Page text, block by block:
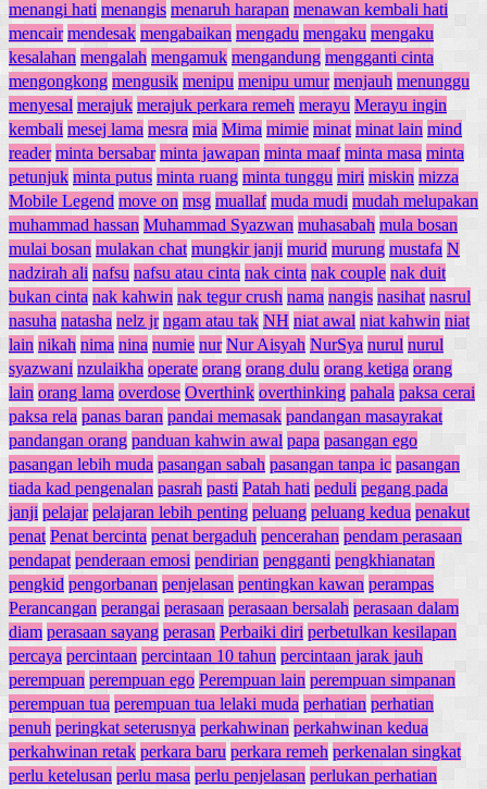
menangi hati menangis menaruh harapan menawan kembali hati
mencair mendesak mengabaikan mengadu mengaku mengaku
kesalahan mengalah mengamuk mengandung mengganti cinta
mengongkong mengusik menipu menipu umur menjauh menunggu
menyesal merajuk merajuk perkara remeh merayu Merayu ingin
kembali mesej lama mesra mia Mima mimie minat minat lain mind
reader minta bersabar minta jawapan minta maaf minta masa minta
petunjuk minta putus minta ruang minta tunggu miri miskin mizza
Mobile Legend move on msg muallaf muda mudi mudah melupakan
muhammad hassan Muhammad Syazwan muhasabah mula bosan
mulai bosan mulakan chat mungkir janji murid murung mustafa N
nadzirah ali nafsu nafsu atau cinta nak cinta nak couple nak duit
bukan cinta nak kahwin nak tegur crush nama nangis nasihat nasrul
nasuha natasha nelz jr ngam atau tak NH niat awal niat kahwin niat
lain nikah nima nina numie nur Nur Aisyah NurSya nurul nurul
syazwani nzulaikha operate orang orang dulu orang ketiga orang
lain orang lama overdose Overthink overthinking pahala paksa cerai
paksa rela panas baran pandai memasak pandangan masayrakat
pandangan orang panduan kahwin awal papa pasangan ego
pasangan lebih muda pasangan sabah pasangan tanpa ic pasangan
tiada kad pengenalan pasrah pasti Patah hati peduli pegang pada
janji pelajar pelajaran lebih penting peluang peluang kedua penakut
penat Penat bercinta penat bergaduh pencerahan pendam perasaan
pendapat penderaan emosi pendirian pengganti pengkhianatan
pengkid pengorbanan penjelasan pentingkan kawan perampas
Perancangan perangai perasaan perasaan bersalah perasaan dalam
diam perasaan sayang perasan Perbaiki diri perbetulkan kesilapan
percaya percintaan percintaan 10 tahun percintaan jarak jauh
perempuan perempuan ego Perempuan lain perempuan simpanan
perempuan tua perempuan tua lelaki muda perhatian perhatian
penuh peringkat seterusnya perkahwinan perkahwinan kedua
perkahwinan retak perkara baru perkara remeh perkenalan singkat
perlu ketelusan perlu masa perlu penjelasan perlukan perhatian